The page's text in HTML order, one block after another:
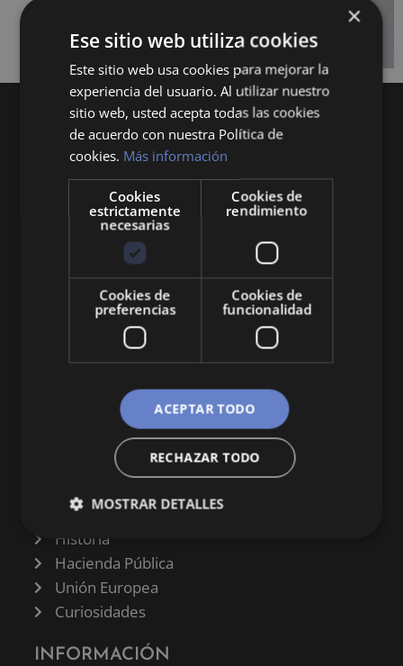
Queremos mantenerte al día en temas de
economía, finanzas, negocios, derecho, historia
y curiosidades sobre todo lo relacionado con la
economía y empresa.
CATEGORÍAS
Finanzas
Derecho
Historia
Hacienda Pública
Unión Europea
Curiosidades
INFORMACIÓN
×
Ese sitio web utiliza cookies
Este sitio web usa cookies para mejorar la
experiencia del usuario. Al utilizar nuestro
sitio web, usted acepta todas las cookies
de acuerdo con nuestra Política de
cookies. Más información
Cookies
estrictamente
necesarias
Cookies de
rendimiento
Cookies de
preferencias
Cookies de
funcionalidad
ACEPTAR TODO
RECHAZAR TODO
MOSTRAR DETALLES